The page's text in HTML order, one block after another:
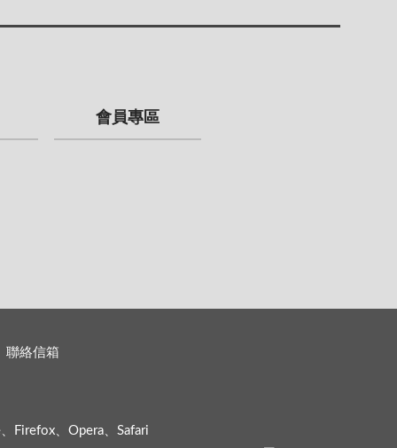
會員專區
聯絡信箱
Firefox、Opera、Safari